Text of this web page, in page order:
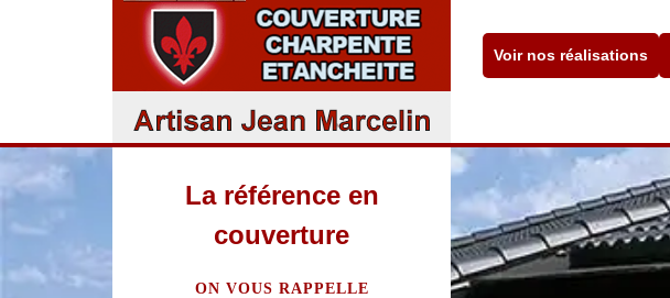
Voir nos réalisations
La référence en
couverture
ON VOUS RAPPELLE